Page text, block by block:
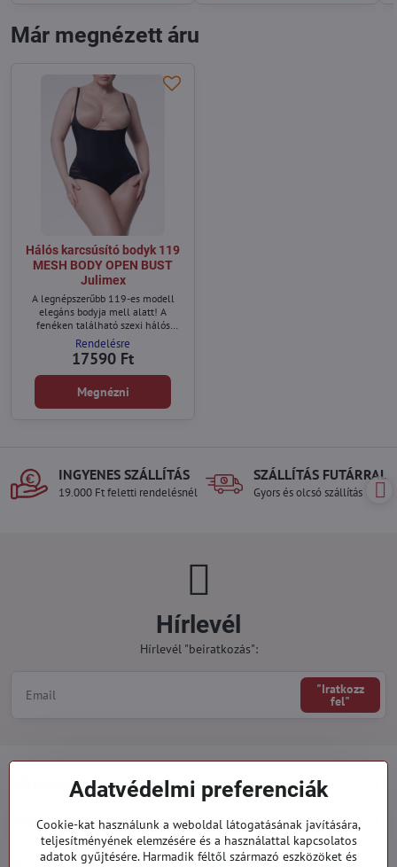
Már megnézett áru
Hálós karcsúsító bodyk 119
MESH BODY OPEN BUST
Julimex
A legnépszerűbb 119-es modell
elegáns bodyja mell alatt! A
fenéken található szexi hálós
betétek eleganciát kölcsönöznek.
Ez az elegáns női body hasformító
hatással rendelkezik, plusz formázó
panellel. Ha minőségi karcsúsító
fehérneműt keresel, jó helyen
Rendelésre
17590 Ft
Megnézni
INGYENES SZÁLLÍTÁS
19.000 Ft feletti rendelésnél
SZÁLLÍTÁS FUTÁRRAL
Gyors és olcsó szállítás
Hírlevél
Hírlevél "beiratkozás":
"Iratkozz
fel"
Minden a vásárlásról
Megrendelések
Adatvédelmi preferenciák
Cookie-kat használunk a weboldal látogatásának javítására,
teljesítményének elemzésére és a használattal kapcsolatos
adatok gyűjtésére. Harmadik féltől származó eszközöket és